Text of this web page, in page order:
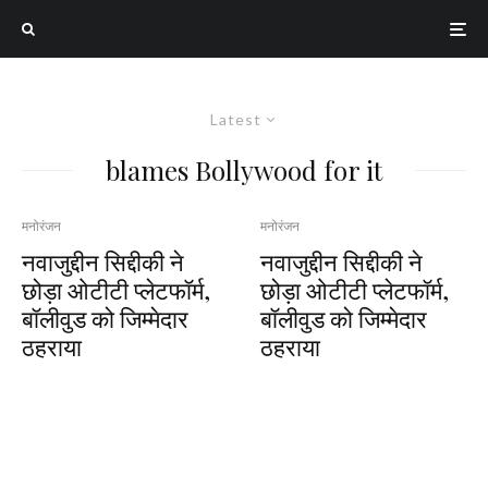
Latest
blames Bollywood for it
मनोरंजन
नवाजुद्दीन सिद्दीकी ने
छोड़ा ओटीटी प्लेटफॉर्म,
बॉलीवुड को जिम्मेदार
ठहराया
मनोरंजन
नवाजुद्दीन सिद्दीकी ने
छोड़ा ओटीटी प्लेटफॉर्म,
बॉलीवुड को जिम्मेदार
ठहराया